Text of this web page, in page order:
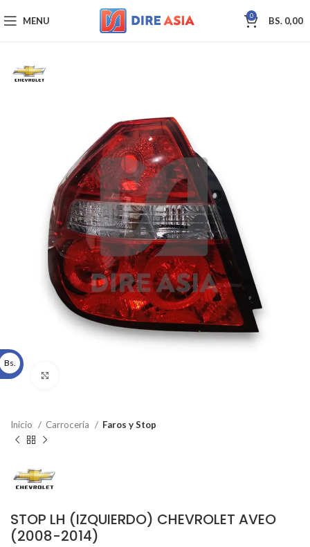
MENU 0 BS. 0,00
Inicio Carrocería Faros y Stop
STOP LH (IZQUIERDO) CHEVROLET AVEO
(2008-2014)
Bs.